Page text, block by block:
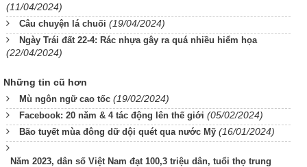
(11/04/2024)
Câu chuyện lá chuối (19/04/2024)
Ngày Trái đất 22-4: Rác nhựa gây ra quá nhiều hiểm họa
(22/04/2024)
Những tin cũ hơn
Mù ngôn ngữ cao tốc (19/02/2024)
Facebook: 20 năm & 4 tác động lên thế giới (05/02/2024)
Bão tuyết mùa đông dữ dội quét qua nước Mỹ (16/01/2024)
Năm 2023, dân số Việt Nam đạt 100,3 triệu dân, tuổi thọ trung